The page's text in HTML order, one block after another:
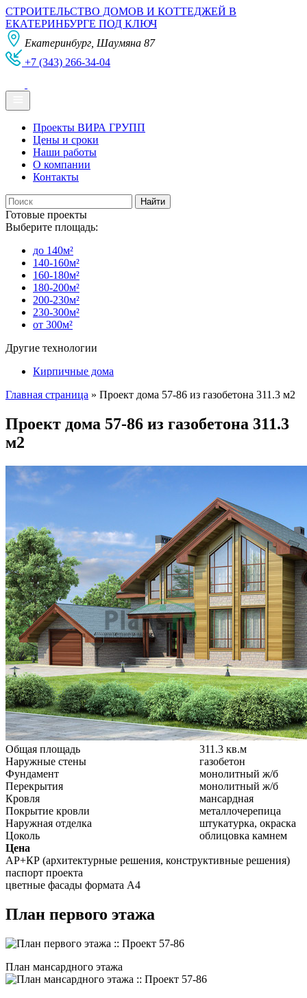
СТРОИТЕЛЬСТВО ДОМОВ И КОТТЕДЖЕЙ В
ЕКАТЕРИНБУРГЕ ПОД КЛЮЧ
Екатеринбург, Шаумяна 87
+7 (343) 266-34-04
Проекты ВИРА ГРУПП
Цены и сроки
Наши работы
О компании
Контакты
Готовые проекты
Выберите площадь:
до 140м²
140-160м²
160-180м²
180-200м²
200-230м²
230-300м²
от 300м²
Другие технологии
Кирпичные дома
Главная страница » Проект дома 57-86 из газобетона 311.3 м2
Проект дома 57-86 из газобетона 311.3
м2
Общая площадь
311.3 кв.м
Наружные стены
газобетон
Фундамент
монолитный ж/б
Перекрытия
монолитный ж/б
Кровля
мансардная
Покрытие кровли
металлочерепица
Наружная отделка
штукатурка, окраска
Цоколь
облицовка камнем
Цена
АР+КР (архитектурные решения, конструктивные решения)
паспорт проекта
цветные фасады формата А4
План первого этажа
План мансардного этажа